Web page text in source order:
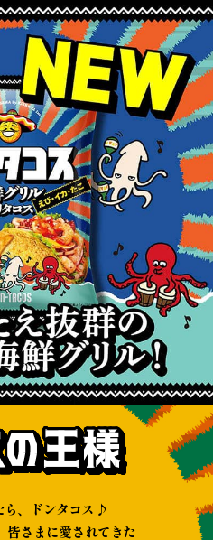
ら、ドンタコス♪
皆さまに愛されてきた